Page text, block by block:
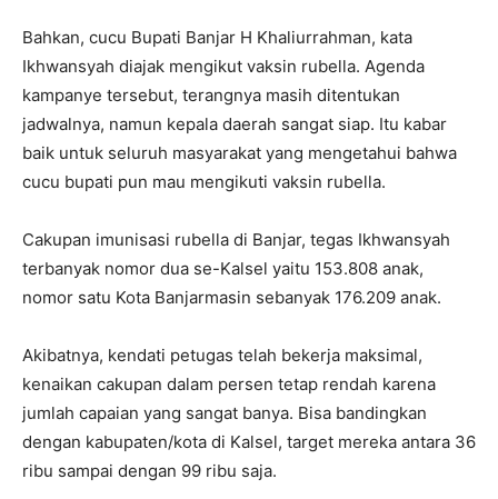
Bahkan, cucu Bupati Banjar H Khaliurrahman, kata
Ikhwansyah diajak mengikut vaksin rubella. Agenda
kampanye tersebut, terangnya masih ditentukan
jadwalnya, namun kepala daerah sangat siap. Itu kabar
baik untuk seluruh masyarakat yang mengetahui bahwa
cucu bupati pun mau mengikuti vaksin rubella.
Cakupan imunisasi rubella di Banjar, tegas Ikhwansyah
terbanyak nomor dua se-Kalsel yaitu 153.808 anak,
nomor satu Kota Banjarmasin sebanyak 176.209 anak.
Akibatnya, kendati petugas telah bekerja maksimal,
kenaikan cakupan dalam persen tetap rendah karena
jumlah capaian yang sangat banya. Bisa bandingkan
dengan kabupaten/kota di Kalsel, target mereka antara 36
ribu sampai dengan 99 ribu saja.